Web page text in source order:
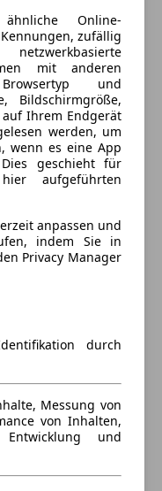
Online-
zufällig
mit anderen
und
Bildschirmgröße,
Ihrem Endgerät
werden, um
wenn es eine App
geschieht für
aufgeführten
anpassen und
indem Sie in
Privacy Manager
durch
Messung von
von Inhalten,
Entwicklung und